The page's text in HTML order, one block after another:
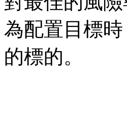
為配置目標
的標的。